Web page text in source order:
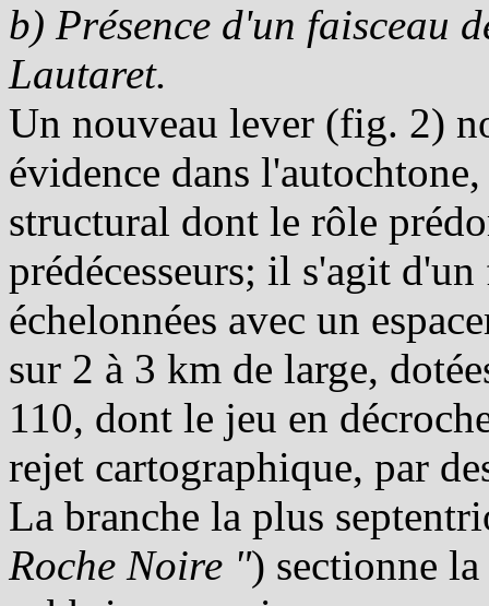
b) Présence d'un faisceau
Lautaret.
Un nouveau lever (fig. 2)
évidence dans
structural dont le rôle
prédécesseurs; il s'agit
échelonnées avec un
sur 2 à 3 km de large,
110, dont le jeu en
rejet cartographique, par
La branche la plus
Roche Noire ") sectionne